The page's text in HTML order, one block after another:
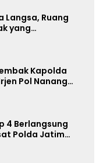
Langsa, Ruang
yang
Kapolda
Pol Nanang
4 Berlangsung
Polda Jatim